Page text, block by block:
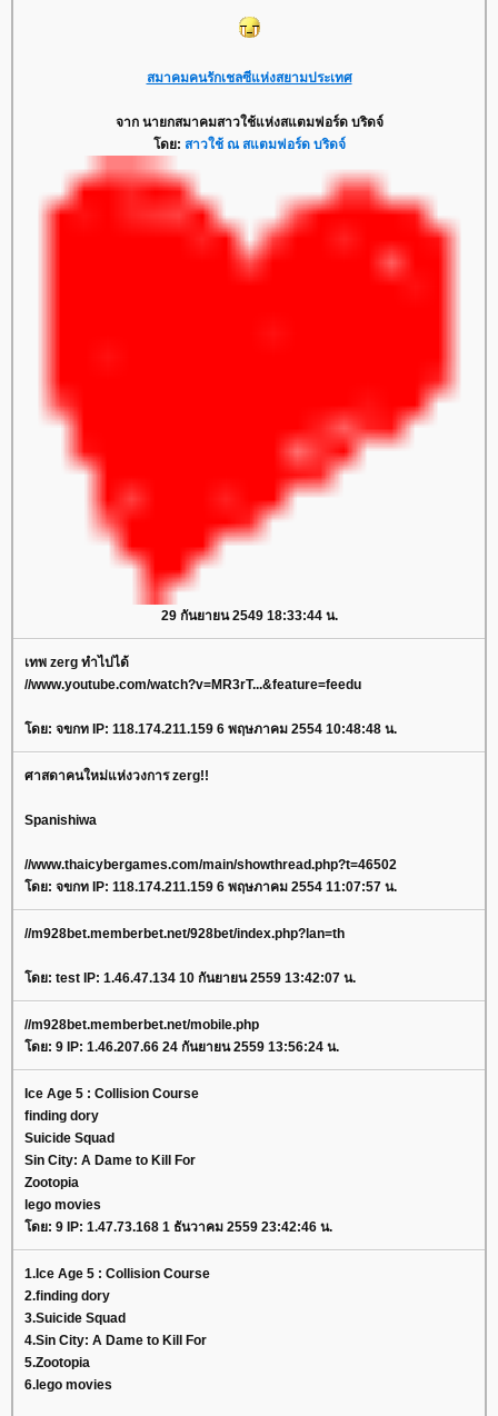
สมาคมคนรักเชลซีแห่งสยามประเทศ
จาก นายกสมาคมสาวใช้แห่งสแตมฟอร์ด บริดจ์
โดย: สาวใช้ ณ สแตมฟอร์ด บริดจ์
29 กันยายน 2549 18:33:44 น.
เทพ zerg ทำไปได้
//www.youtube.com/watch?v=MR3rT...&feature=feedu
โดย: จขกท IP: 118.174.211.159 6 พฤษภาคม 2554 10:48:48 น.
ศาสดาคนใหม่แห่งวงการ zerg!!
Spanishiwa
//www.thaicybergames.com/main/showthread.php?t=46502
โดย: จขกท IP: 118.174.211.159 6 พฤษภาคม 2554 11:07:57 น.
//m928bet.memberbet.net/928bet/index.php?lan=th
โดย: test IP: 1.46.47.134 10 กันยายน 2559 13:42:07 น.
//m928bet.memberbet.net/mobile.php
โดย: 9 IP: 1.46.207.66 24 กันยายน 2559 13:56:24 น.
Ice Age 5 : Collision Course
finding dory
Suicide Squad
Sin City: A Dame to Kill For
Zootopia
lego movies
โดย: 9 IP: 1.47.73.168 1 ธันวาคม 2559 23:42:46 น.
1.Ice Age 5 : Collision Course
2.finding dory
3.Suicide Squad
4.Sin City: A Dame to Kill For
5.Zootopia
6.lego movies